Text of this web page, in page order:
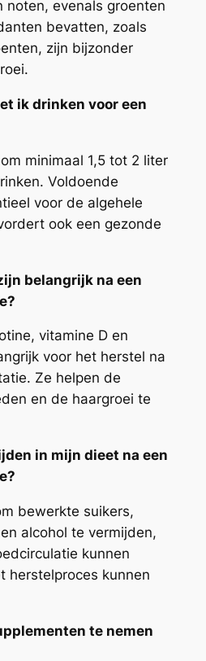
noten, evenals groenten
bevatten, zoals
zijn bijzonder
ik drinken voor een
minimaal 1,5 tot 2 liter
Voldoende
voor de algehele
ook een gezonde
belangrijk na een
vitamine D en
voor het herstel na
Ze helpen de
en de haargroei te
in mijn dieet na een
bewerkte suikers,
alcohol te vermijden,
kunnen
herstelproces kunnen
te nemen